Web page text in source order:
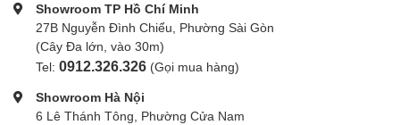
Showroom TP Hồ Chí Minh
27B Nguyễn Đình Chiểu, Phường Sài Gòn
(Cây Đa lớn, vào 30m)
Tel: 0912.326.326 (Gọi mua hàng)
Showroom Hà Nội
6 Lê Thánh Tông, Phường Cửa Nam